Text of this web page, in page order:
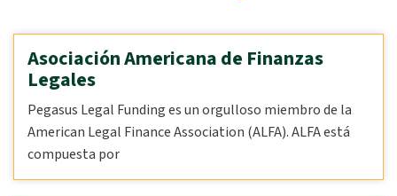
Asociación Americana de Finanzas
Legales
Pegasus Legal Funding es un orgulloso miembro de la
American Legal Finance Association (ALFA). ALFA está
compuesta por